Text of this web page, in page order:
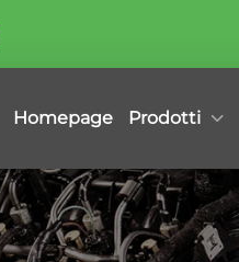
Homepage Prodotti